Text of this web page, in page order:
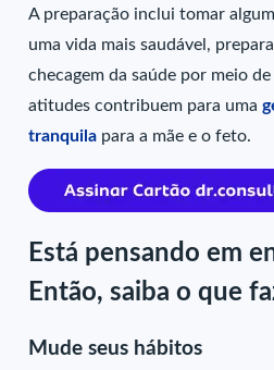
A preparação inclui tomar
uma vida mais saudável,
checagem da saúde por meio de
atitudes contribuem para uma
tranquila para a mãe e o feto.
Está pensando em
Então, saiba o que
Mude seus hábitos